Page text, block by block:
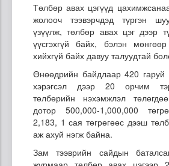
Төлбөр авах цэгүүд
жолооч тээвэрчдэд түргэн
үзүүлж, төлбөр авах цэг дээр
үүсгэхгүй байх, бэлэн
хийхгүй байх давуу талуудтай
Өнөөдрийн байдлаар 420 гаруй
хэрэгсэл дээр 20 орчим
төлбөрийн нэхэмжлэл
дотор 500,000-1,000,000
2,183, 1 сая төгрөгөөс дээш
аж ахуй нэгж байна.
Зам тээврийн сайдын